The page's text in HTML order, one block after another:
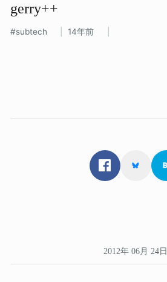
gerry++
subtech 14年前
2012年 06月 24日